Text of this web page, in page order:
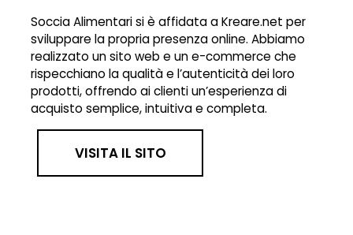
Soccia Alimentari si è affidata a Kreare.net per
sviluppare la propria presenza online. Abbiamo
realizzato un sito web e un e-commerce che
rispecchiano la qualità e l’autenticità dei loro
prodotti, offrendo ai clienti un’esperienza di
acquisto semplice, intuitiva e completa.
VISITA IL SITO